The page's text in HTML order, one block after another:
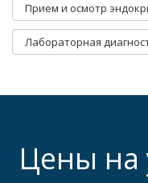
Прием и осмотр
Лабораторная
Цены на